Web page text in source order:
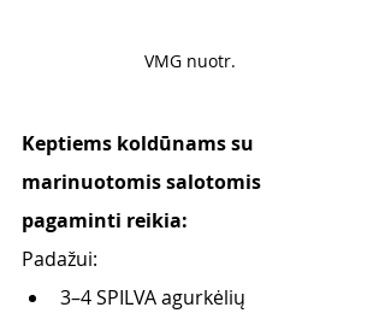
VMG nuotr.
Keptiems koldūnams su
marinuotomis salotomis
pagaminti reikia:
Padažui:
3–4 SPILVA agurkėlių